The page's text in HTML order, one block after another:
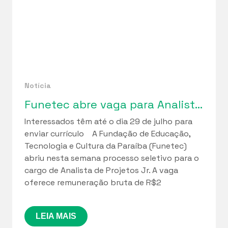
Notícia
Funetec abre vaga para Analista de Projetos Jr.
Interessados têm até o dia 29 de julho para
enviar currículo A Fundação de Educação,
Tecnologia e Cultura da Paraíba (Funetec)
abriu nesta semana processo seletivo para o
cargo de Analista de Projetos Jr. A vaga
oferece remuneração bruta de R$2
LEIA MAIS